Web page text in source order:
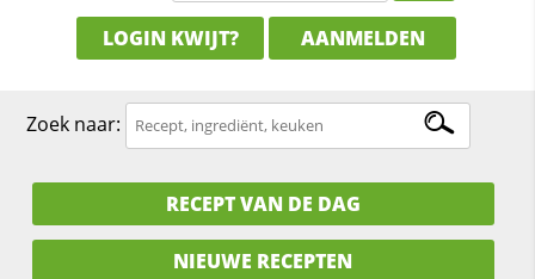
LOGIN KWIJT? AANMELDEN
Zoek naar:
RECEPT VAN DE DAG
NIEUWE RECEPTEN